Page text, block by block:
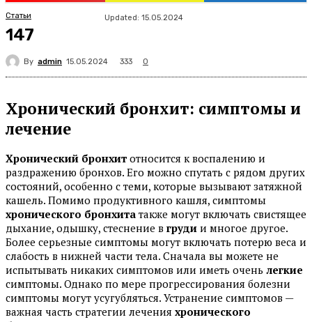
Статьи Updated: 15.05.2024
147
By admin 15.05.2024 333 0
Хронический бронхит: симптомы и
лечение
Хронический бронхит относится к воспалению и
раздражению бронхов. Его можно спутать с рядом других
состояний, особенно с теми, которые вызывают затяжной
кашель. Помимо продуктивного кашля, симптомы
хронического бронхита также могут включать свистящее
дыхание, одышку, стеснение в груди и многое другое.
Более серьезные симптомы могут включать потерю веса и
слабость в нижней части тела. Сначала вы можете не
испытывать никаких симптомов или иметь очень легкие
симптомы. Однако по мере прогрессирования болезни
симптомы могут усугубляться. Устранение симптомов —
важная часть стратегии лечения хронического